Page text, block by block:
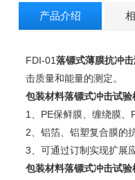
产品介绍
FDI-01落镖式薄膜抗冲
击质量和能量的测定。
包装材料落镖式冲击试验
1、PE保鲜膜、缠绕膜
2、铝箔、铝塑复合膜的
3、可通过订制实现扩展
包装材料落镖式冲击试验